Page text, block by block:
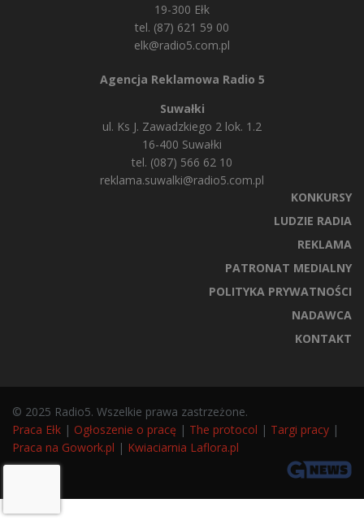
19-300 Ełk
tel. (87) 621 59 00
elk@radio5.com.pl
Agencja Reklamowa Radio 5
Suwałki
ul. Ks J. Zawadzkiego 2 lok. 1.2
16-400 Suwałki
tel. (087) 566 62 10
reklama.suwalki@radio5.com.pl
KONKURSY
LUDZIE RADIA
REKLAMA
PATRONAT MEDIALNY
POLITYKA PRYWATNOŚCI
NADAWCA
KONTAKT
© 2025 Radio5. Wszelkie prawa zastrzeżone.
Praca Ełk | Ogłoszenie o pracę | The protocol | Targi pracy |
Praca na Gowork.pl | Kwiaciarnia Laflora.pl